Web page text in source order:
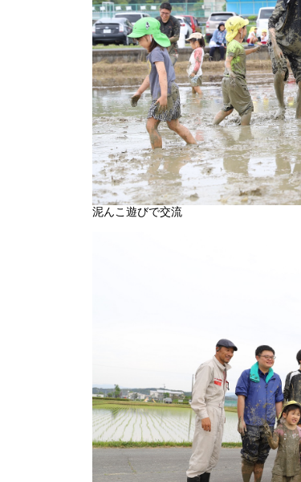
泥んこ遊びで交流